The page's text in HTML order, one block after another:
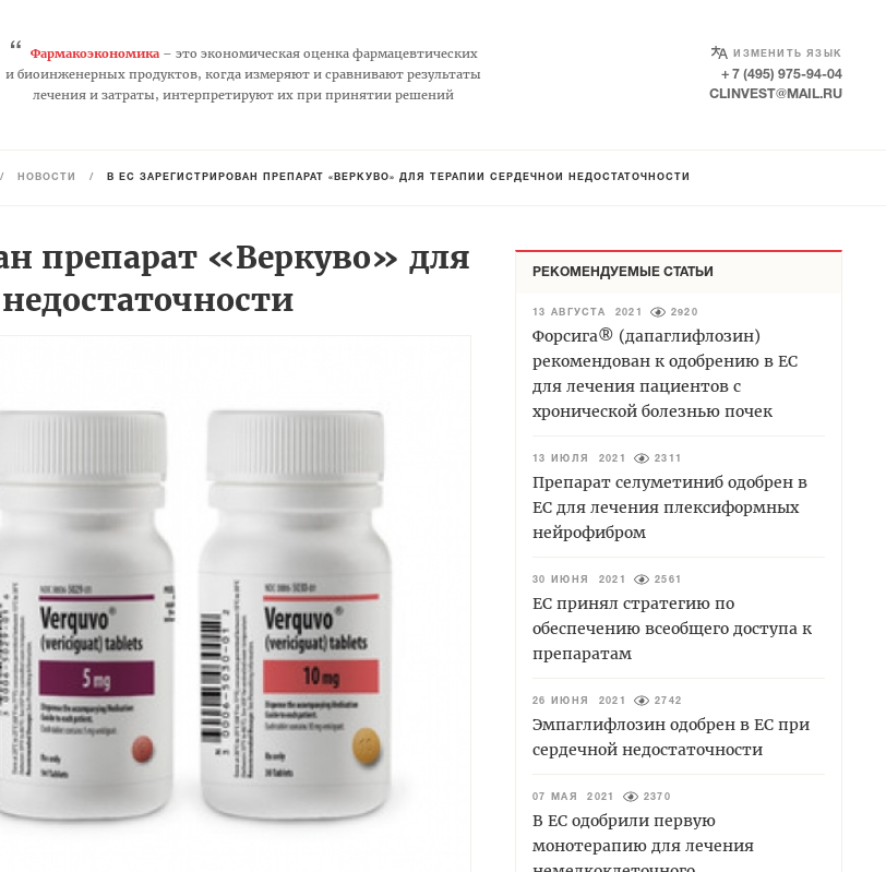
“ Фармакоэкономика– это экономическая оценка фармацевтических
и биоинженерных продуктов, когда измеряют и сравнивают результаты
лечения и затраты, интерпретируют их при принятии решений
ИЗМЕНИТЬ ЯЗЫК
SELECT LANGUAGE
+ 7 (495) 975-94-04
CLINVEST@MAIL.RU
/ НОВОСТИ / В ЕС ЗАРЕГИСТРИРОВАН ПРЕПАРАТ «ВЕРКУВО» ДЛЯ ТЕРАПИИ СЕРДЕЧНОЙ НЕДОСТАТОЧНОСТИ
препарат «Веркуво» для
РЕКОМЕНДУЕМЫЕ СТАТЬИ
13 АВГУСТА 2021 2920
Форсига® (дапаглифлозин)
рекомендован к одобрению в ЕС
для лечения пациентов с
хронической болезнью почек
13 ИЮЛЯ 2021 2311
Препарат селуметиниб одобрен в
ЕС для лечения плексиформных
нейрофибром
30 ИЮНЯ 2021 2561
ЕС принял стратегию по
обеспечению всеобщего доступа к
препаратам
26 ИЮНЯ 2021 2742
Эмпаглифлозин одобрен в ЕС при
сердечной недостаточности
07 МАЯ 2021 2370
В ЕС одобрили первую
монотерапию для лечения